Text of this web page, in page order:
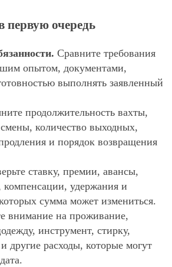
первую очередь
Сравните требования
опытом, документами,
выполнять заявленный
продолжительность вахты,
количество выходных,
и порядок возвращения
ставку, премии, авансы,
компенсации, удержания и
сумма может измениться.
внимание на проживание,
инструмент, стирку,
другие расходы, которые могут